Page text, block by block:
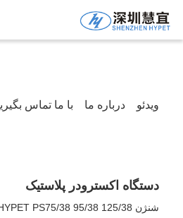
ویدئو درباره ما با ما تماس
دستگاه اکسترودر پلاستیک